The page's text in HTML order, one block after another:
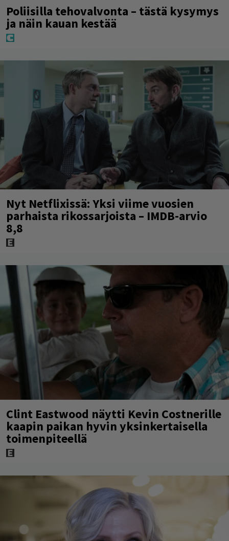
Poliisilla tehovalvonta – tästä kysymys
ja näin kauan kestää
Nyt Netflixissä: Yksi viime vuosien
parhaista rikossarjoista – IMDB-arvio
8,8
Clint Eastwood näytti Kevin Costnerille
kaapin paikan hyvin yksinkertaisella
toimenpiteellä